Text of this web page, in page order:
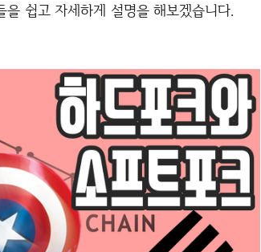
쉽고 자세하게 설명을 해보겠습니다.